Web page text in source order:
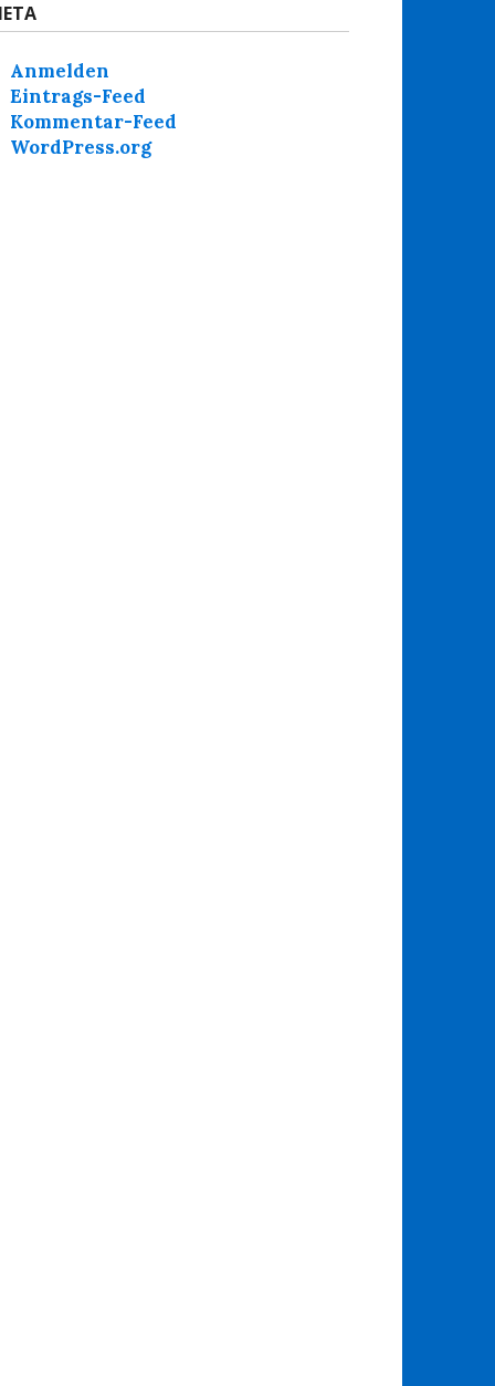
Anmelden
Eintrags-Feed
Kommentar-Feed
WordPress.org